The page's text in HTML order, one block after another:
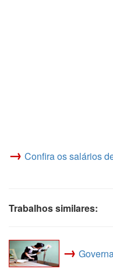
→ Confira os salários
Trabalhos similares:
→